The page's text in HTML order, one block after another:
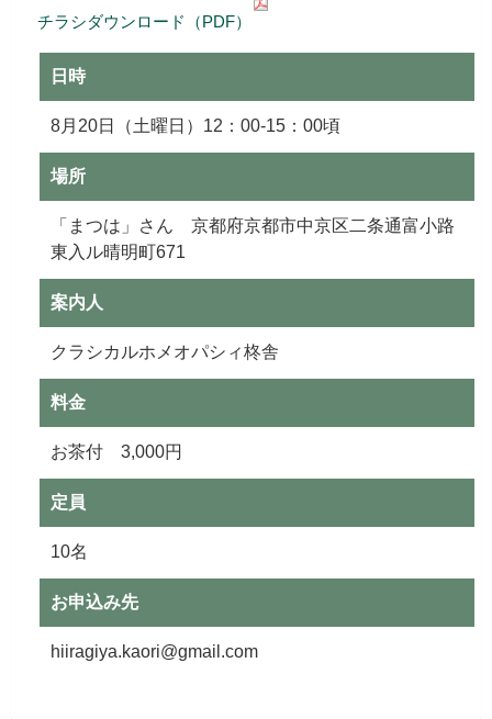
チラシダウンロード（PDF）
日時
8月20日（土曜日）12：00-15：00頃
場所
「まつは」さん 京都府京都市中京区二条通富小路
東入ル晴明町671
案内人
クラシカルホメオパシィ柊舎
料金
お茶付 3,000円
定員
10名
お申込み先
hiiragiya.kaori@gmail.com